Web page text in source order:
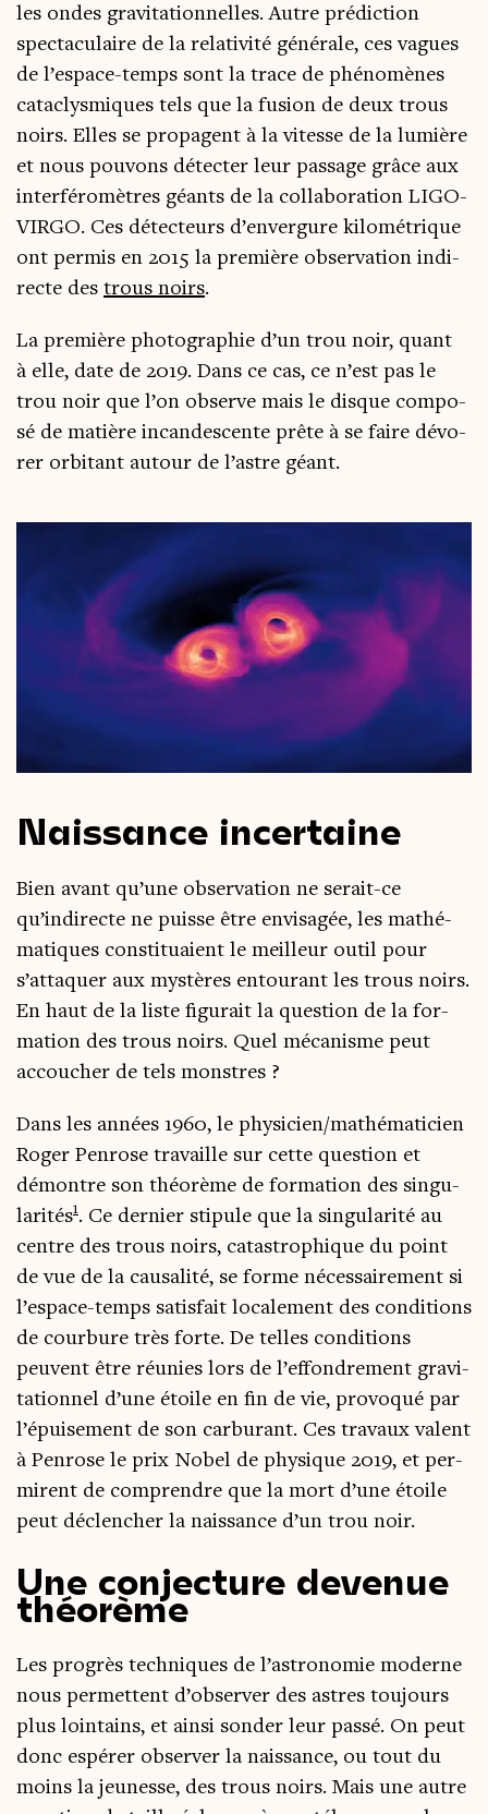
les ondes gra­vi­ta­tion­nelles. Autre pré­dic­tion
spec­ta­cu­laire de la rela­ti­vi­té géné­rale, ces vagues
de l’espace-temps sont la trace de phé­no­mènes
cata­clys­miques tels que la fusion de deux trous
noirs. Elles se pro­pagent à la vitesse de la lumière
et nous pou­vons détec­ter leur pas­sage grâce aux
inter­fé­ro­mètres géants de la col­la­bo­ra­tion LIGO-
VIRGO. Ces détec­teurs d’envergure kilo­mé­trique
ont per­mis en 2015 la pre­mière obser­va­tion indi­
recte des trous noirs.
La pre­mière pho­to­gra­phie d’un trou noir, quant
à elle, date de 2019. Dans ce cas, ce n’est pas le
trou noir que l’on observe mais le disque com­po­
sé de matière incan­des­cente prête à se faire dévo­
rer orbi­tant autour de l’astre géant.
Naissance incertaine
Bien avant qu’une obser­va­tion ne serait-ce
qu’indirecte ne puisse être envi­sa­gée, les mathé­
ma­tiques consti­tuaient le meilleur outil pour
s’attaquer aux mys­tères entou­rant les trous noirs.
En haut de la liste figu­rait la ques­tion de la for­
ma­tion des trous noirs. Quel méca­nisme peut
accou­cher de tels monstres ?
Dans les années 1960, le physicien/mathématicien
Roger Pen­rose tra­vaille sur cette ques­tion et
démontre son théo­rème de for­ma­tion des sin­gu­
la­ri­tés1. Ce der­nier sti­pule que la sin­gu­la­ri­té au
centre des trous noirs, catas­tro­phique du point
de vue de la cau­sa­li­té, se forme néces­sai­re­ment si
l’espace-temps satis­fait loca­le­ment des condi­tions
de cour­bure très forte. De telles condi­tions
peuvent être réunies lors de l’effondrement gra­vi­
ta­tion­nel d’une étoile en fin de vie, pro­vo­qué par
l’épuisement de son car­bu­rant. Ces tra­vaux valent
à Pen­rose le prix Nobel de phy­sique 2019, et per­
mirent de com­prendre que la mort d’une étoile
peut déclen­cher la nais­sance d’un trou noir.
Une conjecture devenue
théorème
Les pro­grès tech­niques de l’astronomie moderne
nous per­mettent d’observer des astres tou­jours
plus loin­tains, et ain­si son­der leur pas­sé. On peut
donc espé­rer obser­ver la nais­sance, ou tout du
moins la jeu­nesse, des trous noirs. Mais une autre